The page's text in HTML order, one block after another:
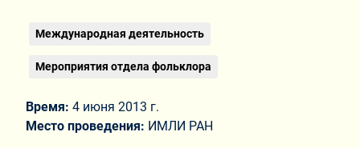
Международная деятельность
Мероприятия отдела фольклора
Время: 4 июня 2013 г.
Место проведения: ИМЛИ РАН